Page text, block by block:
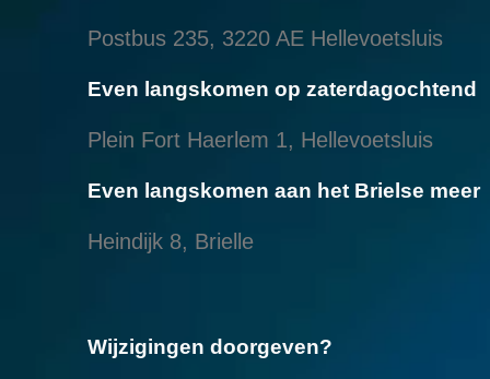
Postbus 235, 3220 AE Hellevoetsluis
Even langskomen op zaterdagochtend
Plein Fort Haerlem 1, Hellevoetsluis
Even langskomen aan het Brielse meer
Heindijk 8, Brielle
Wijzigingen doorgeven?